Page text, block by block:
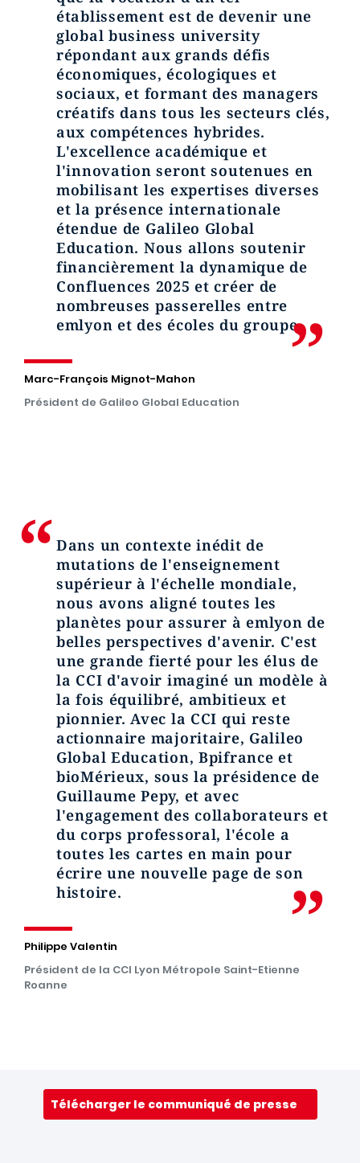
établissement est de devenir une
global business university
répondant aux grands défis
économiques, écologiques et
sociaux, et formant des managers
créatifs dans tous les secteurs clés,
aux compétences hybrides.
L'excellence académique et
l'innovation seront soutenues en
mobilisant les expertises diverses
et la présence internationale
étendue de Galileo Global
Education. Nous allons soutenir
financièrement la dynamique de
Confluences 2025 et créer de
nombreuses passerelles entre
emlyon et des écoles du groupe.
Marc-François Mignot-Mahon
Président de Galileo Global Education
Dans un contexte inédit de
mutations de l'enseignement
supérieur à l'échelle mondiale,
nous avons aligné toutes les
planètes pour assurer à emlyon de
belles perspectives d'avenir. C'est
une grande fierté pour les élus de
la CCI d'avoir imaginé un modèle à
la fois équilibré, ambitieux et
pionnier. Avec la CCI qui reste
actionnaire majoritaire, Galileo
Global Education, Bpifrance et
bioMérieux, sous la présidence de
Guillaume Pepy, et avec
l'engagement des collaborateurs et
du corps professoral, l'école a
toutes les cartes en main pour
écrire une nouvelle page de son
histoire.
Philippe Valentin
Président de la CCI Lyon Métropole Saint-Etienne
Roanne
Télécharger le communiqué de presse